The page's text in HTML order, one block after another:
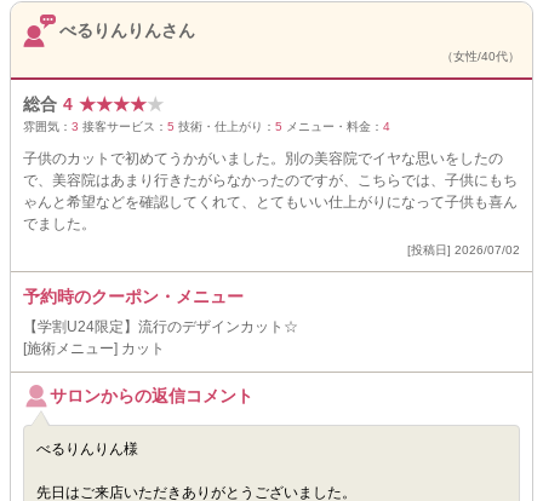
べるりんりんさん
（女性/40代）
総合 4 ★★★★★
雰囲気： 3 接客サービス： 5 技術・仕上がり： 5 メニュー・料金： 4
子供のカットで初めてうかがいました。別の美容院でイヤな思いをしたの
で、美容院はあまり行きたがらなかったのですが、こちらでは、子供にもち
ゃんと希望などを確認してくれて、とてもいい仕上がりになって子供も喜ん
でました。
[投稿日] 2026/07/02
予約時のクーポン・メニュー
【学割U24限定】流行のデザインカット☆
[施術メニュー] カット
サロンからの返信コメント
べるりんりん様
先日はご来店いただきありがとうございました。